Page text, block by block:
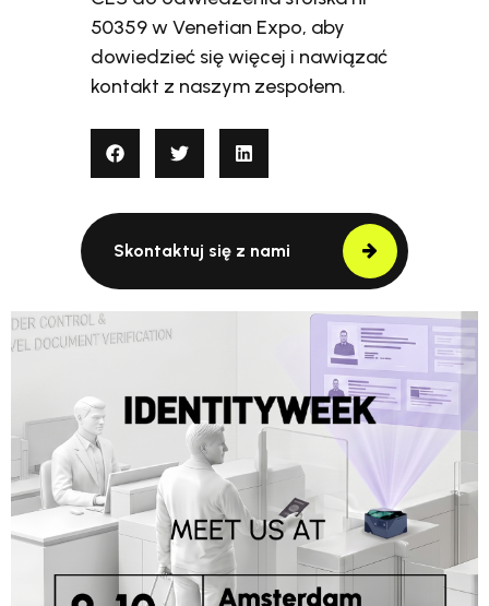
50359 w Venetian Expo, aby
dowiedzieć się więcej i nawiązać
kontakt z naszym zespołem.
Skontaktuj się z nami